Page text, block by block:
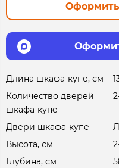
Длина шкафа-купе, см
Количество дверей
шкафа-купе
Двери шкафа-купе
Высота, см
Глубина, см